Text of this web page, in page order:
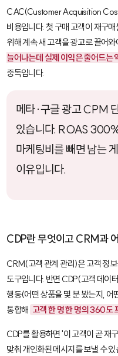
CAC(Customer Acquisition
비용입니다. 첫 구매 고객이 재구
위해 계속 새 고객을 광고로 끌어
늘어나는데 실제 이익은 줄어드는
중독입니다.
메타·구글 광고 CPM
있습니다. ROAS
마케팅비를 빼면 남는
이유입니다.
CDP란 무엇이고 CRM과
CRM(고객 관계 관리)은 고객 정
도구입니다. 반면 CDP(고객 데이
행동(어떤 상품을 몇 분 봤는지, 어
통합해 고객 한 명 한 명의 360도
CDP를 활용하면 '이 고객이 곧 재
맞춰 개인화된 메시지를 보낼 수